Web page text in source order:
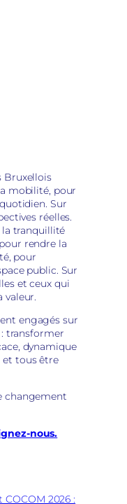
Bruxellois
mobilité, pour
Sur
réelles.
tranquillité
rendre la
pour
public. Sur
et ceux qui
valeur.
engagés sur
transformer
dynamique
et tous être
changement
nous.
COCOM 2026 :